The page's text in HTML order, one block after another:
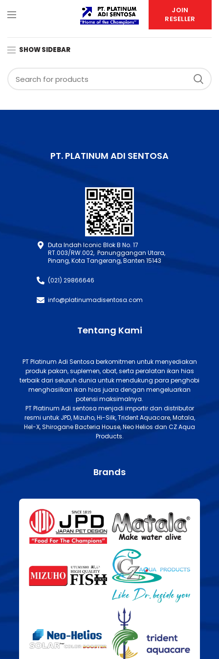
JOIN
RESELLER
SHOW SIDEBAR
PT. PLATINUM ADI SENTOSA
Duta Indah Iconic Blok B No. 17
RT.003/RW.002, Panunggangan Utara,
Pinang, Kota Tangerang, Banten 15143
(021) 29866646
info@platinumadisentosa.com
Tentang Kami
PT Platinum Adi Sentosa berkomitmen untuk menyediakan
produk pakan, suplemen, obat, serta peralatan ikan hias
terbaik dari seluruh dunia untuk mendukung para penghobi
menghasilkan ikan hias juara dengan mengeluarkan
potensi maksimalnya.
PT Platinum Adi sentosa menjadi importir dan distributor
resmi untuk JPD, Mizuho, Hi-Silk, Trident Aquacare, Matala,
Hel-X, Shirogane Bacteria House, Neo Helios dan CZ Aqua
Products.
Brands